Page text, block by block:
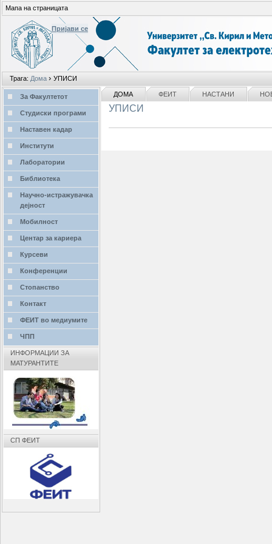
Лични
алати
Пријави се
Трага: Дома › УПИСИ
Мапа на страницата
делови
ДОМА ФЕИТ НАСТАНИ
УПИСИ
NAVIGATION
За Факултетот
Студиски програми
Наставен кадар
Институти
Лаборатории
Библиотека
Научно-истражувачка
дејност
Мобилност
Центар за кариера
Курсеви
Конференции
Стопанство
Контакт
ФЕИТ во медиумите
ЧПП
ИНФОРМАЦИИ ЗА
МАТУРАНТИТЕ
СП ФЕИТ